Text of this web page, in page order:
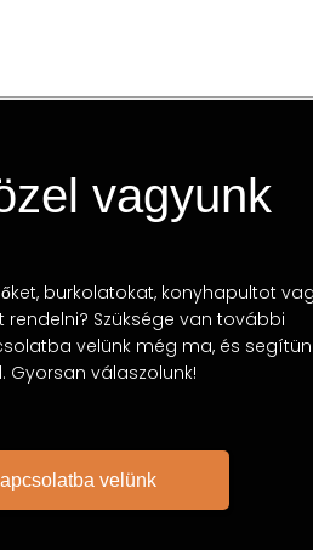
vagyunk
burkolatokat, konyhapultot
Szüksége van további
velünk még ma, és
Gyorsan válaszolunk!
velünk